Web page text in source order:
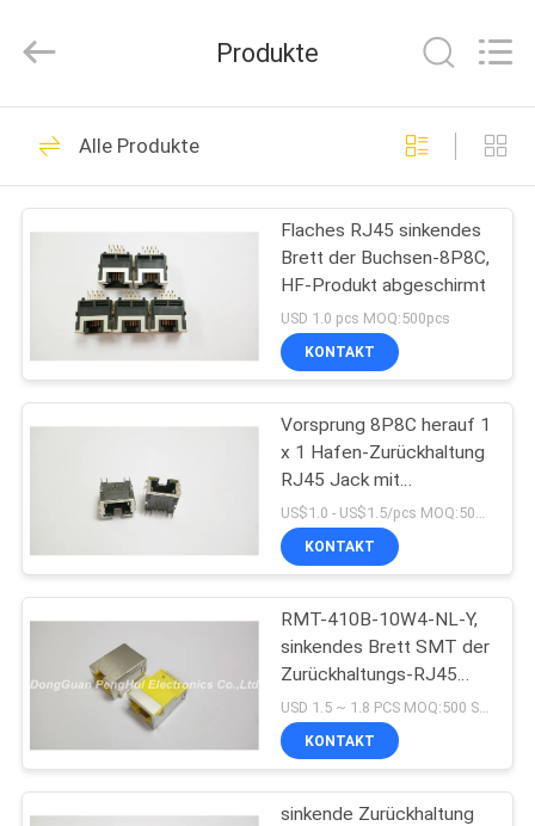
HAUS
PRODUKTE
FABRIK-
AUSFLUG
QUALITÄTSKONTROLLE
TRETEN
SIE
MIT
IN
VERBINDUNG
Reserved.
rj45 modularer Jack
82
RJ45 Ethernet Jack
34
Magnetisches RJ45
Jack
33
Produkte
Alle Produkte
Flaches RJ45 sinkendes
Brett der Buchsen-8P8C,
HF-Produkt abgeschirmt
USD 1.0 pcs MOQ:500pcs
KONTAKT
Vorsprung 8P8C herauf 1
x 1 Hafen-Zurückhaltung
RJ45 Jack mit
abgeschirmt und LED
Y/G
KONTAKT
RMT-410B-10W4-NL-Y,
sinkendes Brett SMT der
Zurückhaltungs-RJ45
Jack 1000M mit
abgeschirmtem Gelb
KONTAKT
sinkende Zurückhaltung